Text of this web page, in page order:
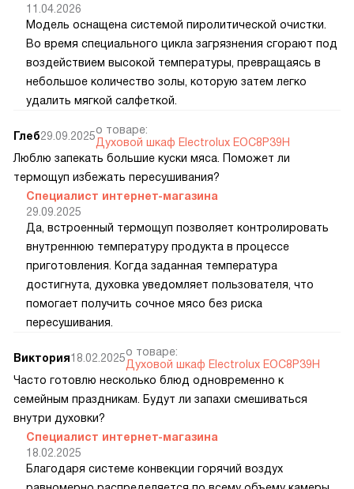
11.04.2026
Модель оснащена системой пиролитической очистки.
Во время специального цикла загрязнения сгорают под
воздействием высокой температуры, превращаясь в
небольшое количество золы, которую затем легко
удалить мягкой салфеткой.
Глеб29.09.2025о товаре:
Духовой шкаф Electrolux EOC8P39H
Люблю запекать большие куски мяса. Поможет ли
термощуп избежать пересушивания?
Специалист интернет-магазина
29.09.2025
Да, встроенный термощуп позволяет контролировать
внутреннюю температуру продукта в процессе
приготовления. Когда заданная температура
достигнута, духовка уведомляет пользователя, что
помогает получить сочное мясо без риска
пересушивания.
Виктория18.02.2025о товаре:
Духовой шкаф Electrolux EOC8P39H
Часто готовлю несколько блюд одновременно к
семейным праздникам. Будут ли запахи смешиваться
внутри духовки?
Специалист интернет-магазина
18.02.2025
Благодаря системе конвекции горячий воздух